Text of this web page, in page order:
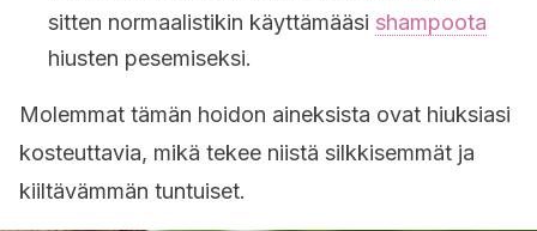
sitten normaalistikin käyttämääsi shampoota
hiusten pesemiseksi.
Molemmat tämän hoidon aineksista ovat hiuksiasi
kosteuttavia, mikä tekee niistä silkkisemmät ja
kiiltävämmän tuntuiset.